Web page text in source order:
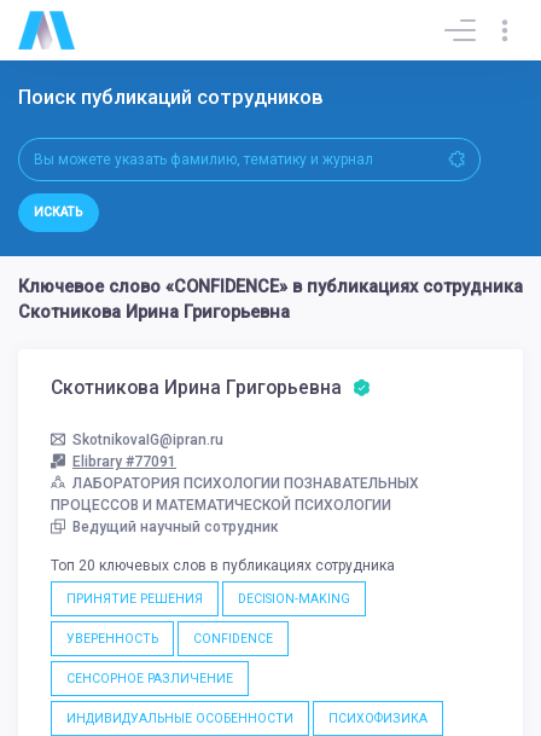
Поиск публикаций сотрудников
ИСКАТЬ
Ключевое слово «CONFIDENCE» в публикациях сотрудника
Скотникова Ирина Григорьевна
Скотникова Ирина Григорьевна
SkotnikovaIG@ipran.ru
Elibrary #77091
ЛАБОРАТОРИЯ ПСИХОЛОГИИ ПОЗНАВАТЕЛЬНЫХ
ПРОЦЕССОВ И МАТЕМАТИЧЕСКОЙ ПСИХОЛОГИИ
Ведущий научный сотрудник
Топ 20 ключевых слов в публикациях сотрудника
ПРИНЯТИЕ РЕШЕНИЯ DECISION-MAKING
УВЕРЕННОСТЬ CONFIDENCE
СЕНСОРНОЕ РАЗЛИЧЕНИЕ
ИНДИВИДУАЛЬНЫЕ ОСОБЕННОСТИ ПСИХОФИЗИКА